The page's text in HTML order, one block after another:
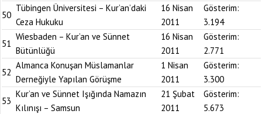
50
Tübingen Üniversitesi – Kur’an’daki
Ceza Hukuku
16 Nisan
2011
Gösterim:
3.194
51
Wiesbaden – Kur’an ve Sünnet
Bütünlüğü
16 Nisan
2011
Gösterim:
2.771
52
Almanca Konuşan Müslamanlar
Derneğiyle Yapılan Görüşme
1 Nisan
2011
Gösterim:
3.300
53
Kur’an ve Sünnet Işığında Namazın
Kılınışı – Samsun
21 Şubat
2011
Gösterim:
5.673